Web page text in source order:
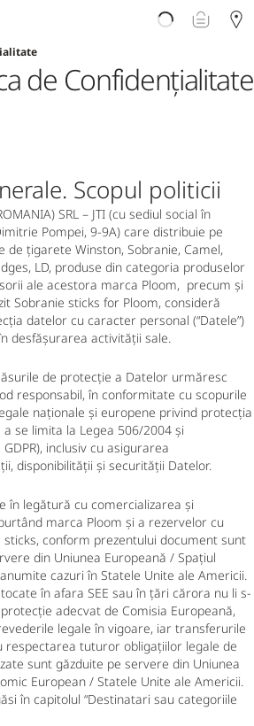
de Confidențialitate
Scopul politicii
SRL – JTI (cu sediul social în
Pompei, 9-9A) care distribuie pe
de țigarete Winston, Sobranie, Camel,
LD, produse din categoria produselor
ale acestora marca Ploom, precum și
Sobranie sticks for Ploom, consideră
datelor cu caracter personal (“Datele”)
desfășurarea activității sale.
de protecție a Datelor urmăresc
responsabil, în conformitate cu scopurile
naționale și europene privind protecția
se limita la Legea 506/2004 și
inclusiv cu asigurarea
disponibilității și securității Datelor.
în legătură cu comercializarea și
marca Ploom și a rezervelor cu
conform prezentului document sunt
din Uniunea Europeană / Spațiul
cazuri în Statele Unite ale Americii.
în afara SEE sau în țări cărora nu li s-
adecvat de Comisia Europeană,
legale în vigoare, iar transferurile
respectarea tuturor obligațiilor legale de
sunt găzduite pe servere din Uniunea
European / Statele Unite ale Americii.
în capitolul “Destinatari sau categoriile